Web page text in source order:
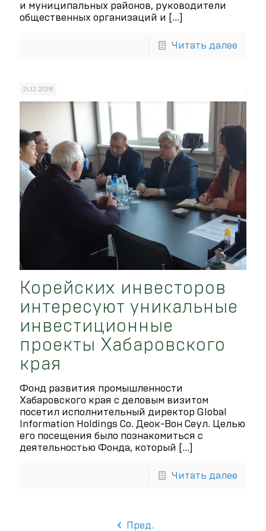
и муниципальных районов, руководители
общественных организаций и […]
Читать далее
21.12.2018
Корейских инвесторов
интересуют уникальные
инвестиционные
проекты Хабаровского
края
Фонд развития промышленности
Хабаровского края с деловым визитом
посетил исполнительный директор Global
Information Holdings Co. Деок-Вон Сеул. Целью
его посещения было познакомиться с
деятельностью Фонда, который […]
Читать далее
Пред.